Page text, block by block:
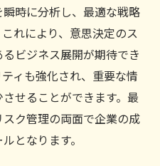
時に分析し、最適な戦略
れにより、意思決定のス
ビジネス展開が期待でき
ィも強化され、重要な情
せることができます。最
ク管理の両面で企業の成
となります。